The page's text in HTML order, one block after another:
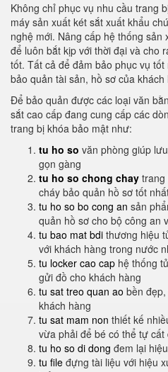
Không chỉ phục vụ nhu cầu trang
máy sản xuất két sắt xuất khẩu
nghệ mới. Nâng cấp hệ thống sản
để luôn bắt kịp với thời đại và cho
tốt. Tất cả để đảm bảo phục vụ
bảo quản tài sản, hồ sơ của khách
Để bảo quản được các loại văn
sắt cao cấp đang cung cấp các
trang bị khóa bảo mật như:
tu ho so văn phòng giúp
gọn gàng
tu ho so chong chay trang
cháy bảo quản hồ sơ tốt
tu ho so bo cong an sản
quản hồ sơ cho bộ công an
tu bao mat bdi thương hiệu
với khách hàng trong nước
tu locker cao cap hệ thống
gửi đồ cho khách hàng
tu sat treo quan ao bền
khách hàng
tu sat mam non thiết kế
vừa phải để bé có thể tự cất
tu ho so di dong đem lại
tu file đựng tài liệu với hiệu